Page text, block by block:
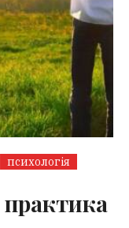
психологія